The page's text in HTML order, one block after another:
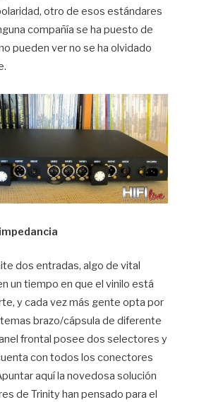
otro de esos estándares
compañía se ha puesto de
pueden ver no se ha olvidado
dos entradas, algo de vital
un tiempo en que el vinilo está
y cada vez más gente opta por
brazo/cápsula de diferente
frontal posee dos selectores y
con todos los conectores
aquí la novedosa solución
de Trinity han pensado para el